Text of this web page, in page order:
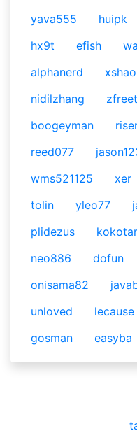
yava555
huipk
hx9t
efish
alphanerd
nidilzhang
zfreet
boogeyman
reed077
wms521125
xer
tolin
yleo77
plidezus
neo886
dofun
onisama82
unloved
lecause
gosman
easyba